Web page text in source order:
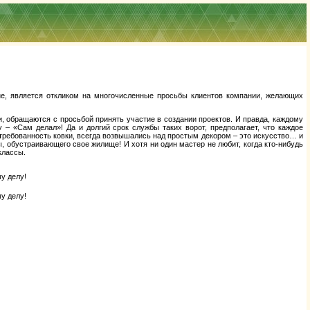
является откликом на многочисленные просьбы клиентов компании, желающих
с просьбой принять участие в создании проектов. И правда, каждому
«Сам делал»! Да и долгий срок службы таких ворот, предполагает, что каждое
ковки, всегда возвышались над простым декором – это искусство… и
обустраивающего свое жилище! И хотя ни один мастер не любит, когда кто-нибудь